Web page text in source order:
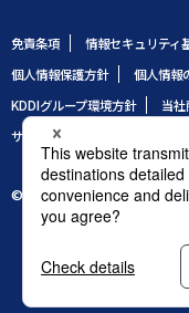
免責条項 情報セキュリティ
個人情報保護方針
個人情報
KDDIグループ環境方針
当
サイトのご利用条件
© 1995 LAC Co., Ltd.